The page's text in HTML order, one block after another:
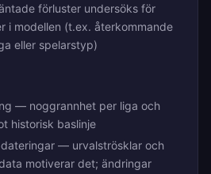
förluster undersöks för
i modellen (t.ex. återkommande
eller spelarstyp)
— noggrannhet per liga och
historisk baslinje
— urvalströsklar och
motiverar det; ändringar